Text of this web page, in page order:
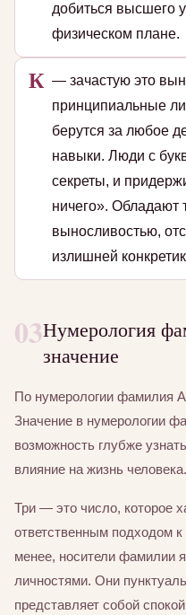
добиться высшего
физическом плане.
К — зачастую это
принципиальные
берутся за любое
навыки. Люди с
секреты, и
ничего». Обладают
выносливостью,
излишней
03Нумерология
значение
По нумерологии фамилия
Значение в нумерологии
возможность глубже
влияние на жизнь человека.
Три — это число, которое
ответственным подходом
менее, носители фамилии
личностями. Они
представляет собой